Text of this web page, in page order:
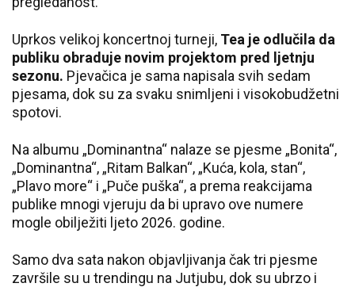
Uprkos velikoj koncertnoj turneji, Tea je odlučila da
publiku obraduje novim projektom pred ljetnju
sezonu. Pjevačica je sama napisala svih sedam
pjesama, dok su za svaku snimljeni i visokobudžetni
spotovi.
Na albumu „Dominantna“ nalaze se pjesme „Bonita“,
„Dominantna“, „Ritam Balkan“, „Kuća, kola, stan“,
„Plavo more“ i „Puče puška“, a prema reakcijama
publike mnogi vjeruju da bi upravo ove numere
mogle obilježiti ljeto 2026. godine.
Samo dva sata nakon objavljivanja čak tri pjesme
završile su u trendingu na Jutjubu, dok su ubrzo i